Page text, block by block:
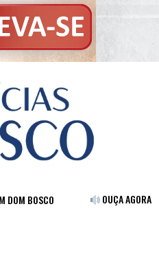
DOM BOSCO OUÇA AGORA